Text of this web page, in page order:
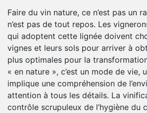
Faire du vin nature, ce n’est pas un
n’est pas de tout repos. Les
qui adoptent cette lignée doivent
vignes et leurs sols pour arriver à
plus optimales pour la
« en nature », c’est un mode de vie,
implique une compréhension de
attention à tous les détails. La
contrôle scrupuleux de l’hygiène du